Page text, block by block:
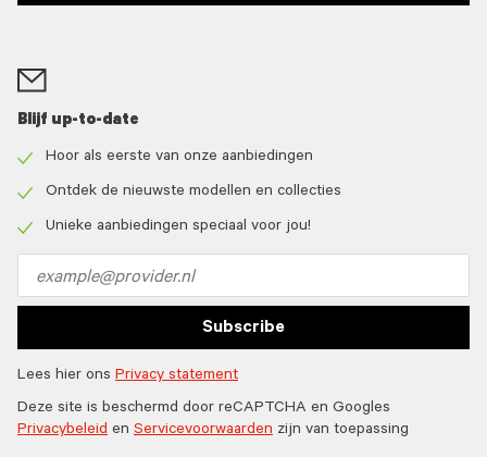
Blijf up-to-date
icon
Hoor als eerste van onze aanbiedingen
icon
Ontdek de nieuwste modellen en collecties
Unieke aanbiedingen speciaal voor jou!
address
Subscribe
Lees hier ons Privacy statement
Deze site is beschermd door reCAPTCHA en Googles
Privacybeleid en Servicevoorwaarden zijn van toepassing